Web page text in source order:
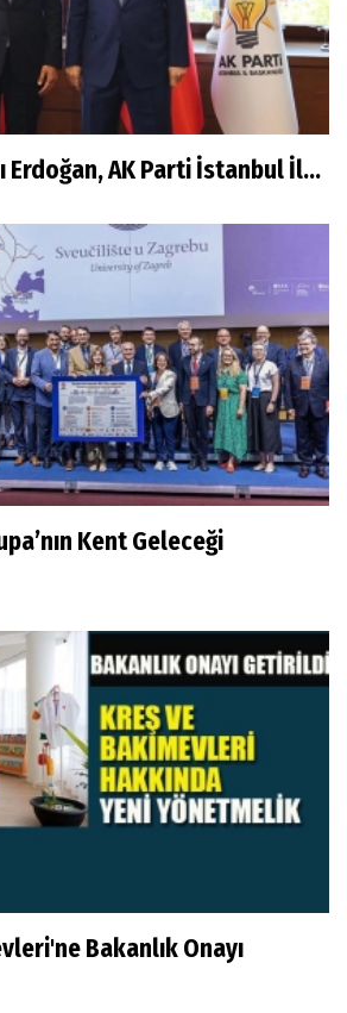
Erdoğan, AK Parti İstanbul İl...
Kent Geleceği
Bakanlık Onayı